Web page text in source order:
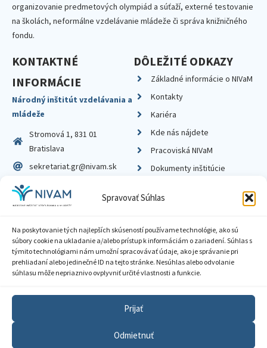
Spravovať Súhlas
Na poskytovanie tých najlepších skúseností používame technológie, ako sú
súbory cookie na ukladanie a/alebo prístup k informáciám o zariadení. Súhlas s
týmito technológiami nám umožní spracovávať údaje, ako je správanie pri
prehliadaní alebo jedinečné ID na tejto stránke. Nesúhlas alebo odvolanie
súhlasu môže nepriaznivo ovplyvniť určité vlastnosti a funkcie.
Prijať
Odmietnuť
organizovanie predmetových olympiád a súťaží, externé testovanie
na školách, neformálne vzdelávanie mládeže či správa knižničného
fondu.
KONTAKTNÉ
INFORMÁCIE
Národný inštitút vzdelávania a
mládeže
Stromová 1, 831 01
Bratislava
sekretariat.gr@nivam.sk
IČO: 00164348
DIČ: 2020798714
DÔLEŽITÉ ODKAZY
Základné informácie o NIVaM
Kontakty
Kariéra
Kde nás nájdete
Pracoviská NIVaM
Dokumenty inštitúcie
Zásady ochrany súkromia
Sprístupnenie informácií